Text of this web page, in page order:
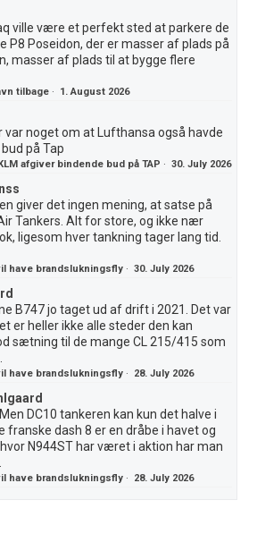
ville være et perfekt sted at parkere de
P8 Poseidon, der er masser af plads på
masser af plads til at bygge flere
tilbage · 1. August 2026
var noget om at Lufthansa også havde
på Tap
afgiver bindende bud på TAP ·30. July 2026
giver det ingen mening, at satse på
Tankers. Alt for store, og ikke nær
ligesom hver tankning tager lang tid.
have brandslukningsfly ·30. July 2026
B747 jo taget ud af drift i 2021. Det var
er heller ikke alle steder den kan
sætning til de mange CL 215/415 som
have brandslukningsfly · 28. July 2026
DC10 tankeren kan kun det halve i
franske dash 8 er en dråbe i havet og
N944ST har været i aktion har man
have brandslukningsfly · 28. July 2026